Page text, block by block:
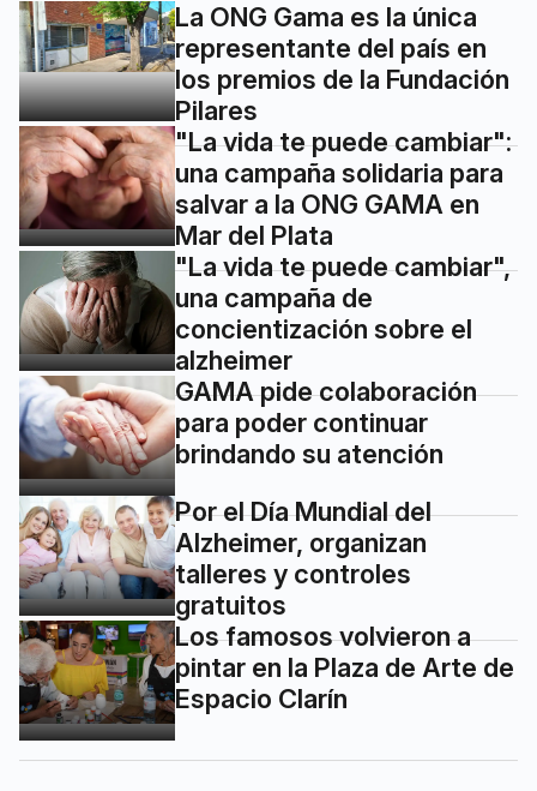
La ONG Gama es la única
representante del país en
los premios de la Fundación
Pilares
"La vida te puede cambiar":
una campaña solidaria para
salvar a la ONG GAMA en
Mar del Plata
"La vida te puede cambiar",
una campaña de
concientización sobre el
alzheimer
GAMA pide colaboración
para poder continuar
brindando su atención
Por el Día Mundial del
Alzheimer, organizan
talleres y controles
gratuitos
Los famosos volvieron a
pintar en la Plaza de Arte de
Espacio Clarín